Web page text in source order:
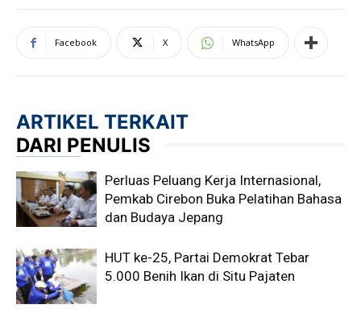
Facebook X WhatsApp
ARTIKEL TERKAIT
DARI PENULIS
Perluas Peluang Kerja Internasional,
Pemkab Cirebon Buka Pelatihan Bahasa
dan Budaya Jepang
HUT ke-25, Partai Demokrat Tebar
5.000 Benih Ikan di Situ Pajaten